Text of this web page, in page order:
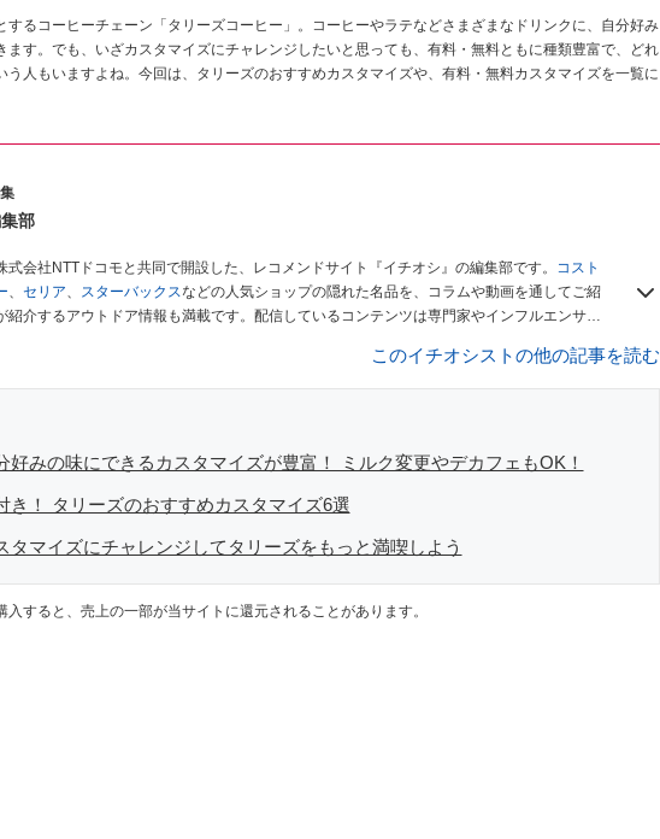
するコーヒーチェーン「タリーズコーヒー」。コーヒーやラテなどさまざまなドリンクに、自分好み
ます。でも、いざカスタマイズにチャレンジしたいと思っても、有料・無料ともに種類豊富で、どれ
う人もいますよね。今回は、タリーズのおすすめカスタマイズや、有料・無料カスタマイズを一覧に
部
会社NTTドコモと共同で開設した、レコメンドサイト『イチオシ』の編集部です。
コスト
、 セリア、 スターバックスなどの人気ショップの隠れた名品を、コラムや動画を通してご紹
紹介するアウトドア情報も満載です。配信しているコンテンツは専門家やインフルエンサー
このイチオシストの他の記事を読む
好みの味にできるカスタマイズが豊富！ ミルク変更やデカフェもOK！
き！ タリーズのおすすめカスタマイズ6選
タマイズにチャレンジしてタリーズをもっと満喫しよう
すると、売上の一部が当サイトに還元されることがあります。